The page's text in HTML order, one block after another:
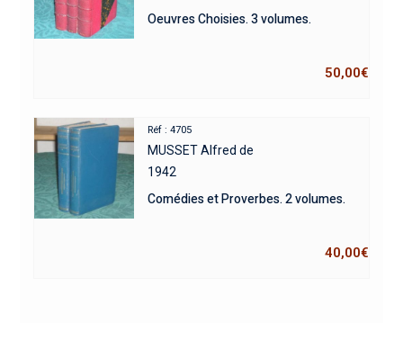
Oeuvres Choisies. 3 volumes.
50,00€
Réf : 4705
MUSSET Alfred de
1942
Comédies et Proverbes. 2 volumes.
40,00€